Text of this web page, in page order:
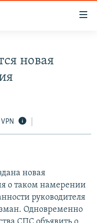
новая
новая
о таком намерении
руководителя
Одновременно